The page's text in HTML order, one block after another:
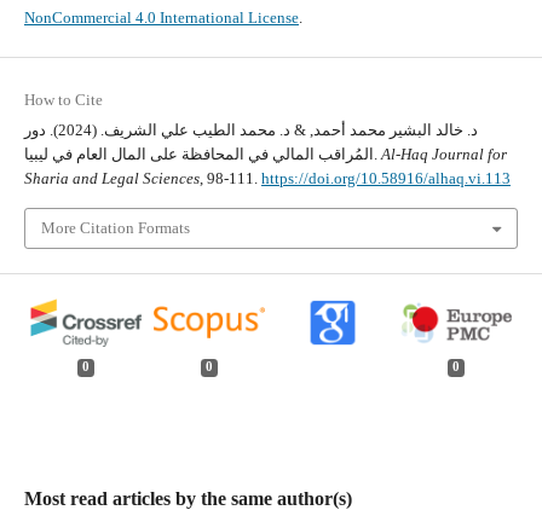
NonCommercial 4.0 International License.
How to Cite
د. خالد البشير محمد أحمد, & د. محمد الطيب علي الشريف. (2024). دور
المُراقب المالي في المحافظة على المال العام في ليبيا.Al-Haq Journal for
Sharia and Legal Sciences, 98-111. https://doi.org/10.58916/alhaq.vi.113
More Citation Formats
0 0 0
Most read articles by the same author(s)